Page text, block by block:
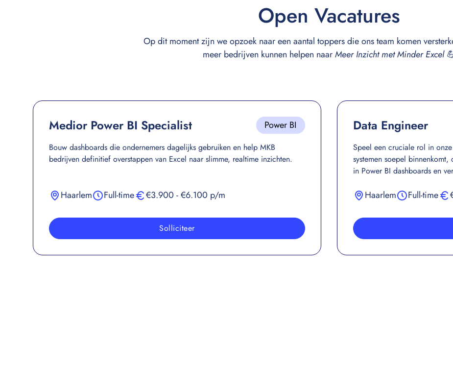
Open Vacatures
Op dit moment zijn we opzoek naar een aantal toppers die ons team komen
meer bedrijven kunnen helpen naarMeer Inzicht met Minder Excel
Medior Power BI Specialist Power BI
Bouw dashboards die ondernemers dagelijks gebruiken en help MKB
bedrijven definitief overstappen van Excel naar slimme, realtime inzichten.
Haarlem Full-time €3.900 - €6.100 p/m
Solliciteer
Data Engineer
Speel een cruciale rol in
systemen soepel
in Power BI dashboards en
Haarlem Full-time